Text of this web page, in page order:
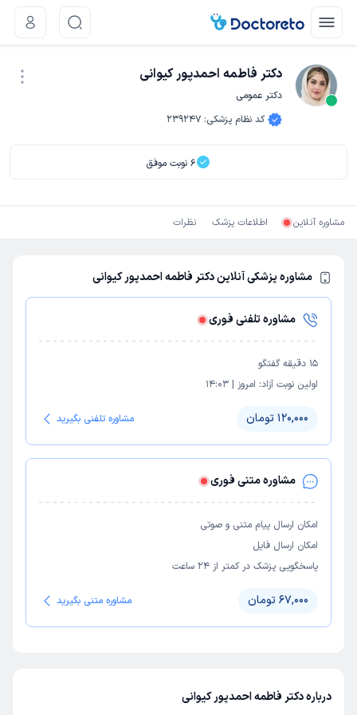
دکتر فاطمه احمدپور کیوانی
دکتر عمومی
کد نظام پزشکی:
239247
6 نوبت موفق
مشاوره آنلاین اطلاعات پزشک نظرات
مشاوره پزشکی آنلاین دکتر فاطمه احمدپور کیوانی
مشاوره تلفنی فوری
15 دقیقه گفتگو
اولین نوبت آزاد: امروز |
14:03
120,000 تومان مشاوره تلفنی بگیرید
مشاوره متنی فوری
امکان ارسال پیام متنی و صوتی
امکان ارسال فایل
پاسخگویی پزشک در کمتر از ۲۴ ساعت
67,000 تومان مشاوره متنی بگیرید
درباره دکتر فاطمه احمدپور کیوانی